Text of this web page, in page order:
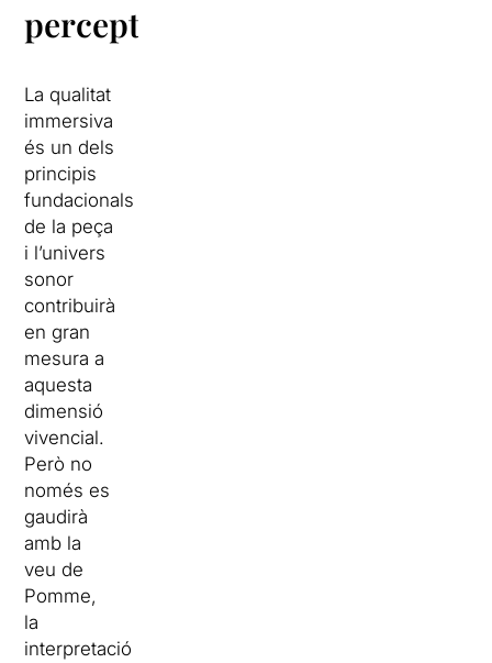
perceptiva
La qualitat
immersiva
és un dels
principis
fundacionals
de la peça
i l’univers
sonor
contribuirà
en gran
mesura a
aquesta
dimensió
vivencial.
Però no
només es
gaudirà
amb la
veu de
Pomme,
la
interpretació